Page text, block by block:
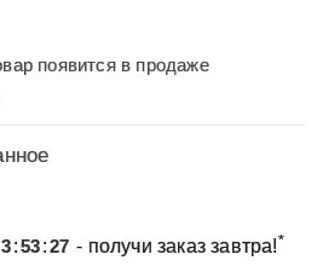
появится в продаже
:53:27 - получи заказ завтра!*